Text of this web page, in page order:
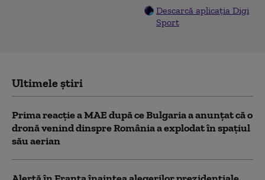
Descarcă aplicația Digi
Sport
Ultimele știri
Prima reacție a MAE după ce Bulgaria a anunţat că o
dronă venind dinspre România a explodat în spaţiul
său aerian